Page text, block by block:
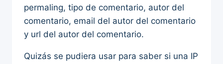
permaling, tipo de comentario, autor del
comentario, email del autor del comentario
y url del autor del comentario.
Quizás se pudiera usar para saber si una IP